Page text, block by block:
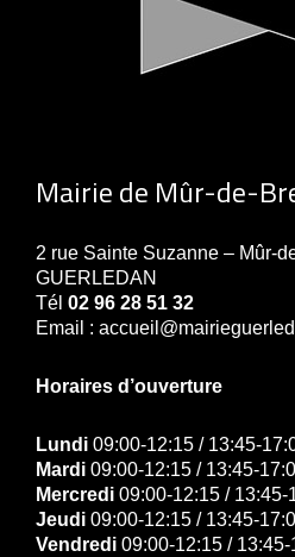
Mairie de Mûr-de-
2 rue Sainte Suzanne – Mûr-
GUERLEDAN
Tél 02 96 28 51 32
Email :
Horaires d’ouverture
Lundi 09:00-12:15 / 13:45-
Mardi 09:00-12:15 / 13:45-
Mercredi 09:00-12:15 / 13:45-
Jeudi 09:00-12:15 / 13:45-
Vendredi 09:00-12:15 / 13:45-